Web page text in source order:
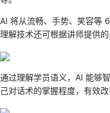
AI 将从流畅、手势、笑容等
理解技术还可根据讲师提供
通过理解学员语义，AI 能够
己对话术的掌握程度，有效改